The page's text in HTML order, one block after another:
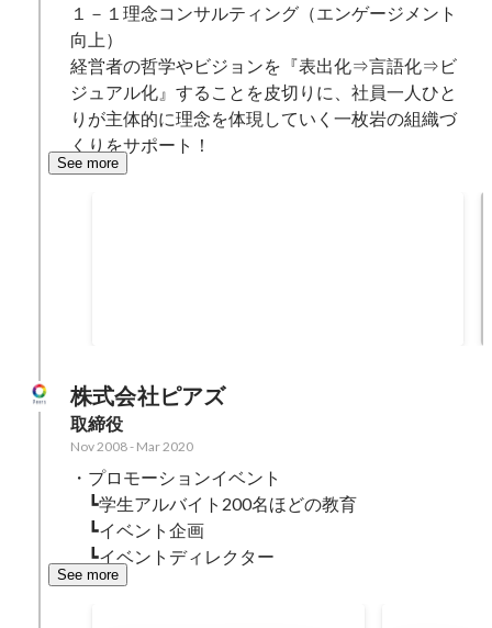
１－１理念コンサルティング（エンゲージメント
向上）
経営者の哲学やビジョンを『表出化⇒言語化⇒ビ
ジュアル化』することを皮切りに、社員一人ひと
りが主体的に理念を体現していく一枚岩の組織づ
くりをサポート！
See more
株式会社ピアズ
取締役
Nov 2008- Mar 2020
・プロモーションイベント
┗学生アルバイト200名ほどの教育
┗イベント企画
┗イベントディレクター
See more